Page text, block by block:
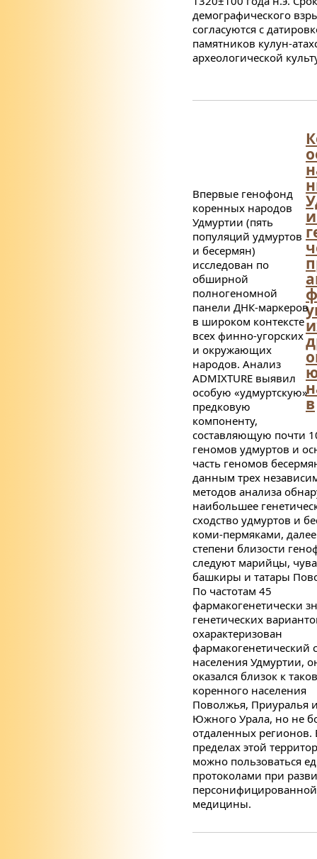
демографического
согласуются с
памятников кулун-
археологической
в
Впервые генофонд
коренных народов
Удмуртии (пять
популяций удмуртов
и бесермян)
исследован по
обширной
полногеномной
панели ДНК-маркеров
в широком контексте
всех финно-угорских
и окружающих
народов. Анализ
ADMIXTURE выявил
особую «удмуртскую»
предковую
компоненту,
составляющую почти
геномов удмуртов и
часть геномов
данным трех
методов анализа
наибольшее
сходство удмуртов и
коми-пермяками,
степени близости
следуют марийцы,
башкиры и татары
По частотам 45
фармакогенетически
генетических
охарактеризован
фармакогенетический
населения Удмуртии,
оказался близок к
коренного населения
Поволжья, Приуралья
Южного Урала, но не
отдаленных регионов.
пределах этой
можно пользоваться
протоколами при
персонифицированной
медицины.